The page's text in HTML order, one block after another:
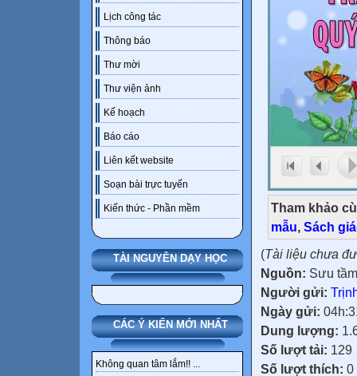
Lịch công tác
Thông báo
Thư mời
Thư viện ảnh
Kế hoạch
Báo cáo
Liên kết website
Soạn bài trực tuyến
Kiến thức - Phần mềm
TÀI NGUYÊN DẠY HỌC
CÁC Ý KIẾN MỚI NHẤT
Không quan tâm lắm!! ...
Tham khảo
mẫu, Sách
(Tài liệu chưa
Nguồn: Sưu tầm
Người gửi:
Ngày gửi:
Dung lượng:
Số lượt tải: 129
Số lượt thích: 0